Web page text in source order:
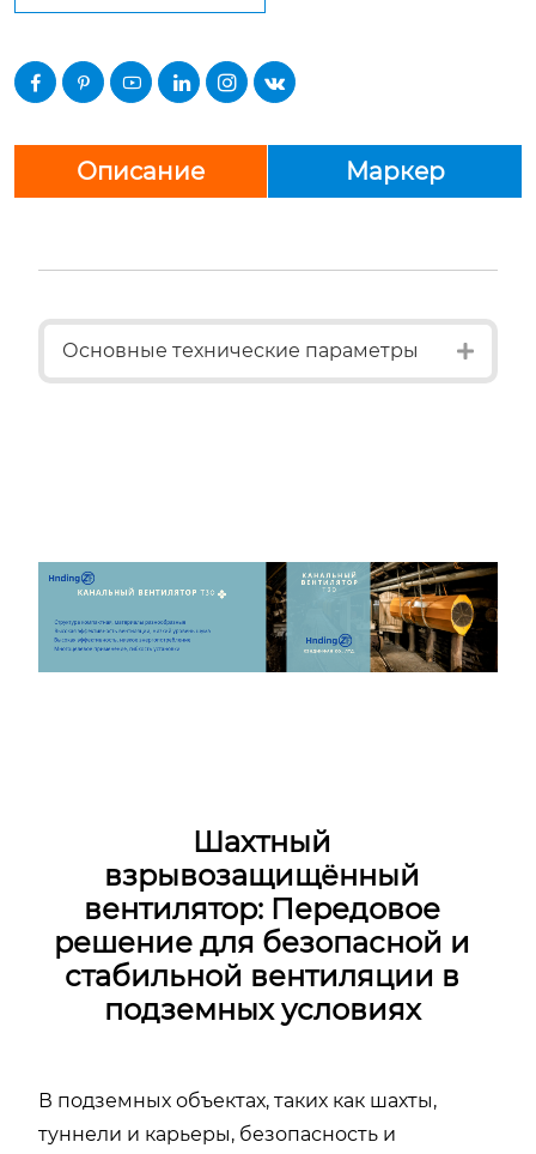
     
Описание Маркер
Основные технические параметры
Шахтный
взрывозащищённый
вентилятор: Передовое
решение для безопасной и
стабильной вентиляции в
подземных условиях
В подземных объектах, таких как шахты,
туннели и карьеры, безопасность и